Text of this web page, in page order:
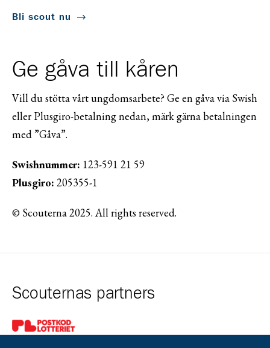
Bli scout nu
Ge gåva till kåren
Vill du stötta vårt ungdomsarbete? Ge en gåva via Swish
eller Plusgiro-betalning nedan, märk gärna betalningen
med ”Gåva”.
Swishnummer: 123-591 21 59
Plusgiro: 205355-1
© Scouterna 2025. All rights reserved.
Scouternas partners
Gå till pl_50